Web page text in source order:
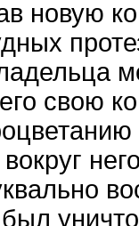
новую
свою
был